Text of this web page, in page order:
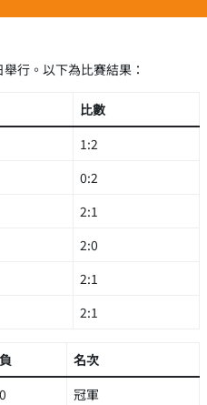
行。以下為比賽結果：
比數
1:2
0:2
2:1
2:0
2:1
2:1
負
名次
0
冠軍